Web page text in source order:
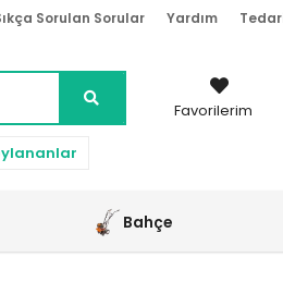
Sorulan Sorular Yardım
Favorilerim
Bahçe